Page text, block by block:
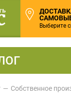
Выберите
Собственное